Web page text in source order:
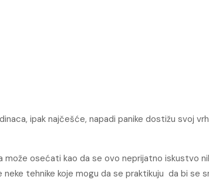
ipak najčešće, napadi panike dostižu svoj
može osećati kao da se ovo neprijatno iskustvo
tehnike koje mogu da se praktikuju da bi se